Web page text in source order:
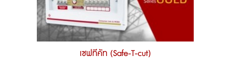
เซฟทีคัท (Safe-T-cut)